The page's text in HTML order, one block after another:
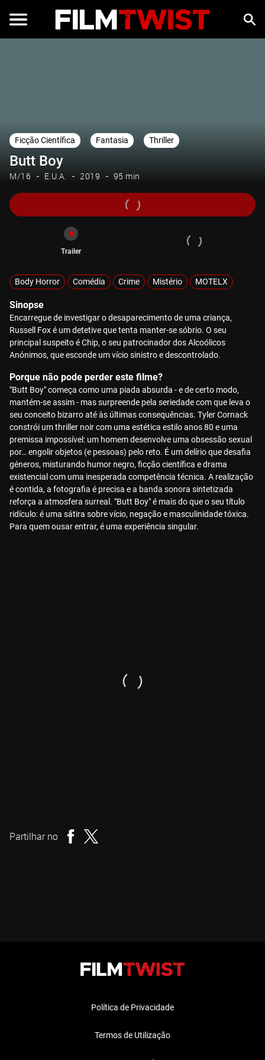
Ficção Científica Fantasia Thriller
Butt Boy
M/16 E.U.A. 2019 95 min
Trailer
Body Horror Comédia Crime Mistério MOTELX
Sinopse
Encarregue de investigar o desaparecimento de uma criança,
Russell Fox é um detetive que tenta manter-se sóbrio. O seu
principal suspeito é Chip, o seu patrocinador dos Alcoólicos
Anónimos, que esconde um vício sinistro e descontrolado.
Porque não pode perder este filme?
"Butt Boy" começa como uma piada absurda - e de certo modo,
mantém-se assim - mas surpreende pela seriedade com que leva o
seu conceito bizarro até às últimas consequências. Tyler Cornack
constrói um thriller noir com uma estética estilo anos 80 e uma
premissa impossível: um homem desenvolve uma obsessão sexual
por… engolir objetos (e pessoas) pelo reto. É um delírio que desafia
géneros, misturando humor negro, ficção científica e drama
existencial com uma inesperada competência técnica. A realização
é contida, a fotografia é precisa e a banda sonora sintetizada
reforça a atmosfera surreal. "Butt Boy" é mais do que o seu título
ridículo: é uma sátira sobre vício, negação e masculinidade tóxica.
Para quem ousar entrar, é uma experiência singular.
Partilhar no
Política de Privacidade
Termos de Utilização